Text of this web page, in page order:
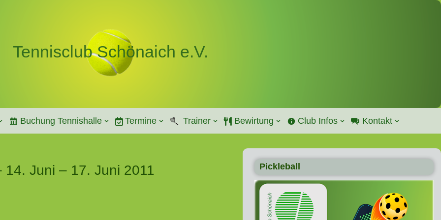
Tennisclub Schönaich e.V.
Buchung Tennishalle Termine Trainer Bewirtung Club Infos Kontakt
14. Juni – 17. Juni 2011 Pickleball